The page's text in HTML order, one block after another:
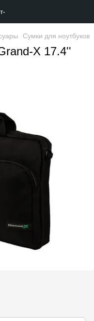
Сумки для ноутбуков
X 17.4''